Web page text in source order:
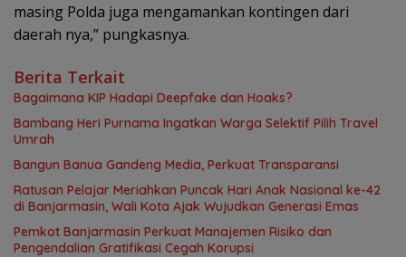
masing Polda juga mengamankan kontingen dari
daerah nya,” pungkasnya.
Berita Terkait
Bagaimana KIP Hadapi Deepfake dan Hoaks?
Bambang Heri Purnama Ingatkan Warga Selektif Pilih Travel
Umrah
Bangun Banua Gandeng Media, Perkuat Transparansi
Ratusan Pelajar Meriahkan Puncak Hari Anak Nasional ke-42
di Banjarmasin, Wali Kota Ajak Wujudkan Generasi Emas
Pemkot Banjarmasin Perkuat Manajemen Risiko dan
Pengendalian Gratifikasi Cegah Korupsi